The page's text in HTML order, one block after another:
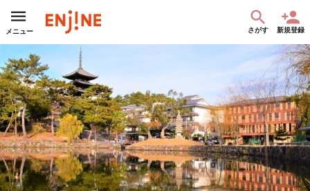
メニュー さがす 新規登録